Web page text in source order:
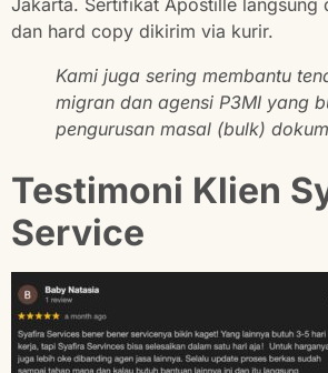
Jakarta. Sertifikat Apostille langsung
dan hard copy dikirim via kurir.
Kami juga sering membantu
migran dan agensi P3MI yang
pengurusan masal (bulk)
Testimoni Klien
Service